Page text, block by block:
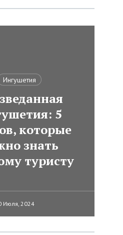
Ингушетия
5
которые
знать
туристу
Июля, 2024